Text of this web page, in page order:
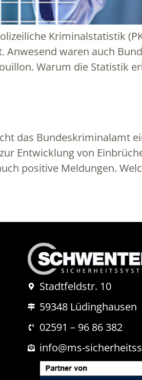
Kriminalstatistik
waren auch
Warum die Statistik
das Bundeskriminalamt
Entwicklung von
positive Meldungen.
Stadtfeldstr. 10
59348 Lüdinghausen
02591 – 96 86 382
info@ms-